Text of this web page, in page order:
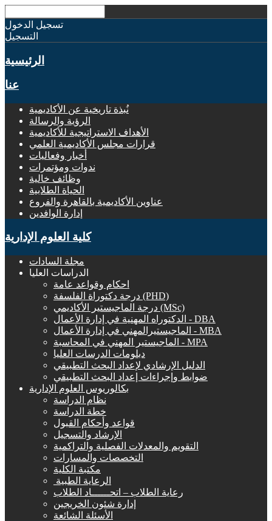
تسجيل الدخول
التسجيل
الرئيسية
عنا
نُبذة تاريخية عن الأكاديمية
الرؤية والرسالة
الأهداف الاستراتيجية للأكاديمية
قرارات مجلس الأكاديمية العلمي
أخبار وفعاليات
ندوات ومؤتمرات
وظائف خالية
الحياة الطلابية
عناوين الأكاديمية بالقاهرة والفروع
إدارة الوافدين
كلية العلوم الإدارية
مجلة السادات
الدراسات العليا
احكام وقواعد عامة
درجة دكتوراة الفلسفة (PHD)
درجة الماجيستير الأكاديمي (MSc)
الدكتوراه المهنية في إدارة الأعمال - DBA
الماجيستيرالمهني في إدارة الأعمال - MBA
الماجيستير المهني في المحاسبة - MPA
دبلومات الدرسات العليا
الدليل الإرشادي لإعداد البحث التطبيقي
ضوابط وإجراءات إعداد البحث التطبيقي
بكالوريوس العلوم الإدارية
نظام الدراسة
خطة الدراسة
قواعد وأحكام القبول
الإرشاد والتسجيل
التقويم والمعدلات الفصلية والتراكمية
التخصصات والمسارات
مكتبة الكلية
الرعاية الطبية ‏
رعاية الطلاب – اتحــــــاد الطلاب
إدارة شئون الخريجين
الأسئلة الشائعة